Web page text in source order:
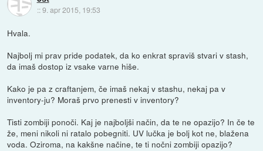
::9. apr 2015, 19:53
Hvala.
Najbolj mi prav pride podatek, da ko enkrat spraviš stvari v stash,
da imaš dostop iz vsake varne hiše.
Kako je pa z craftanjem, če imaš nekaj v stashu, nekaj pa v
inventory-ju? Moraš prvo prenesti v inventory?
Tisti zombiji ponoči. Kaj je najboljši način, da te ne opazijo? In če te
že, meni nikoli ni ratalo pobegniti. UV lučka je bolj kot ne, blažena
voda. Oziroma, na kakšne načine, te ti nočni zombiji opazijo?